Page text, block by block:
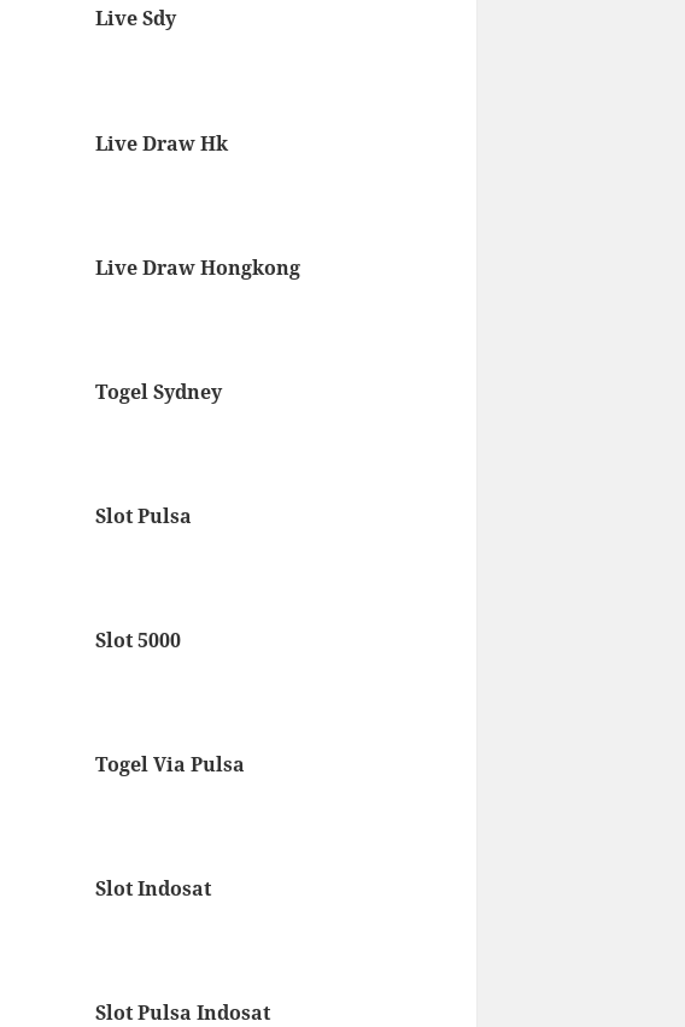
Live Sdy
Live Draw Hk
Live Draw Hongkong
Togel Sydney
Slot Pulsa
Slot 5000
Togel Via Pulsa
Slot Indosat
Slot Pulsa Indosat